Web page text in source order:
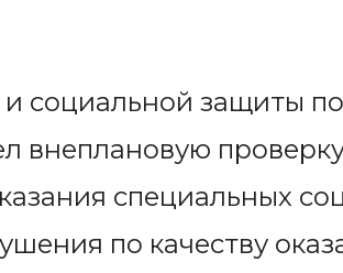
социальной защиты
внеплановую
специальных
по качеству